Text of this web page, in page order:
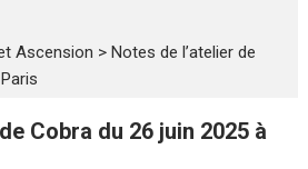
Ascension >Notes de l’atelier de
Cobra du 26 juin 2025 à